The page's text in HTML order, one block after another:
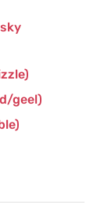
geel)